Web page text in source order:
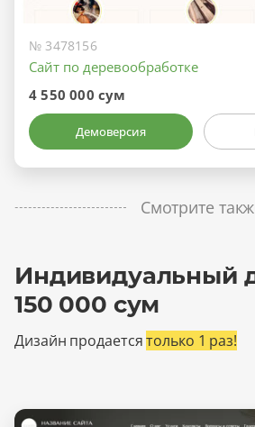
№ 3478156
Сайт по деревообработке
4 550 000 сум
Демоверсия
Смотрите
Индивидуальный
150 000 сум
Дизайн продаетсятолько 1 раз!